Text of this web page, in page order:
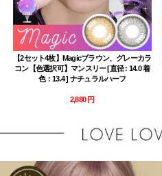
【2セット4枚】Magicブラウン、グレーカラ
コン【色選択可】マンスリー [直径 : 14.0 着
色：13.4 ] ナチュラルハーフ
2,880 円